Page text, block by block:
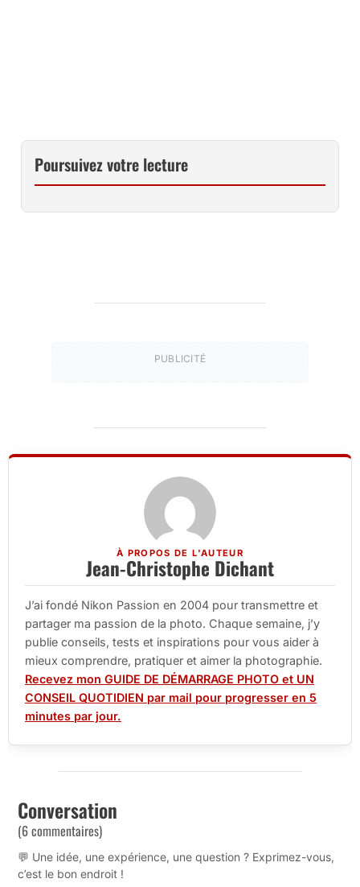
Poursuivez votre lecture
PUBLICITÉ
À PROPOS DE L'AUTEUR
Jean-Christophe Dichant
J’ai fondé Nikon Passion en 2004 pour transmettre et
partager ma passion de la photo. Chaque semaine, j’y
publie conseils, tests et inspirations pour vous aider à
mieux comprendre, pratiquer et aimer la photographie.
Recevez mon GUIDE DE DÉMARRAGE PHOTO et UN
CONSEIL QUOTIDIEN par mail pour progresser en 5
minutes par jour.
Conversation
(6 commentaires)
💬 Une idée, une expérience, une question ? Exprimez-vous,
c’est le bon endroit !